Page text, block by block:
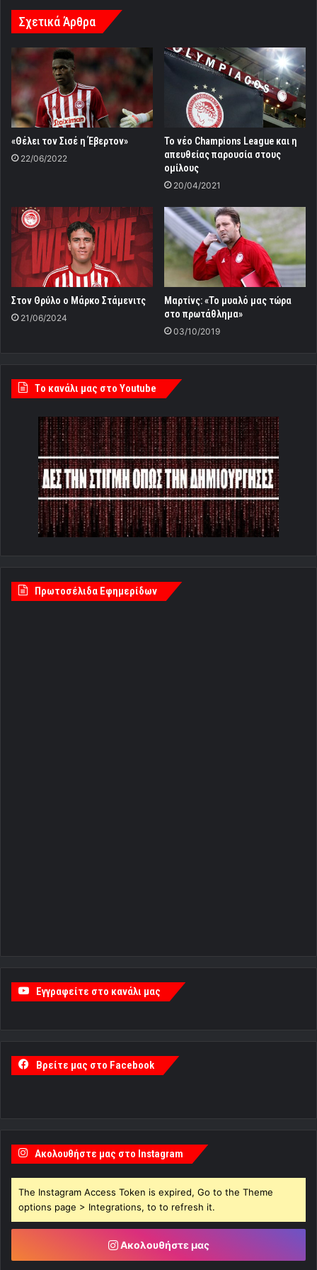
Σχετικά Άρθρα
«Θέλει τον Σισέ η Έβερτον»
22/06/2022
Το νέο Champions League και η
απευθείας παρουσία στους
ομίλους
20/04/2021
Στον Θρύλο ο Μάρκο Στάμενιτς
21/06/2024
Μαρτίνς: «Το μυαλό μας τώρα
στο πρωτάθλημα»
03/10/2019
Tο κανάλι μας στο Youtube
Πρωτοσέλιδα Εφημερίδων
Εγγραφείτε στο κανάλι μας
Βρείτε μας στο Facebook
Ακολουθήστε μας στο Instagram
The Instagram Access Token is expired, Go to the Theme
options page > Integrations, to to refresh it.
Ακολουθήστε μας